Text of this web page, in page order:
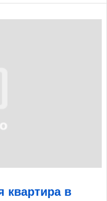
квартира в